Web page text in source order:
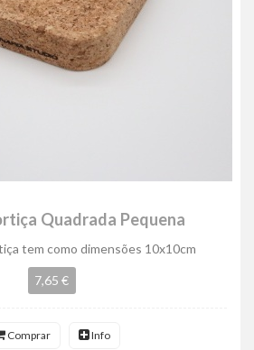
Quadrada Pequena
tem como dimensões 10x10cm
7,65 €
Comprar Info